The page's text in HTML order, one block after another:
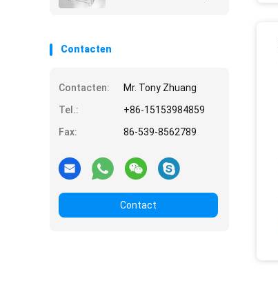
Contacten
Contacten:
Mr. Tony Zhuang
Tel.:
+86-15153984859
Fax:
86-539-8562789
Contact